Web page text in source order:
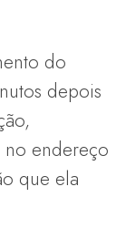
do
depois
endereço
que ela